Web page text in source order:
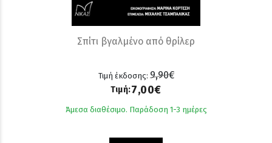
Σπίτι βγαλμένο από θρίλερ
Τιμή έκδοσης: 9,90€
Τιμή:7,00€
Άμεσα διαθέσιμο. Παράδοση 1-3 ημέρες